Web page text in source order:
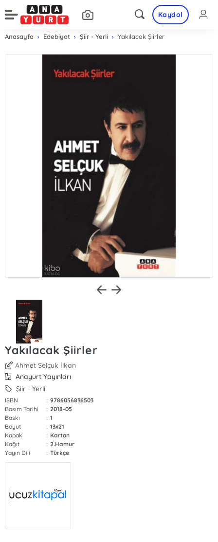
Kaydol
Anasayfa Edebiyat Şiir - Yerli Yakılacak Şiirler
Yakılacak Şiirler
Ahmet Selçuk İlkan
Anayurt Yayınları
Şiir - Yerli
ISBN : 9786056836503
Basım Tarihi
: 2018-05
Baskı
: 1
Boyut
: 13x21
Kapak
: Karton
Kağıt
: 2.Hamur
Yayın Dili
: Türkçe